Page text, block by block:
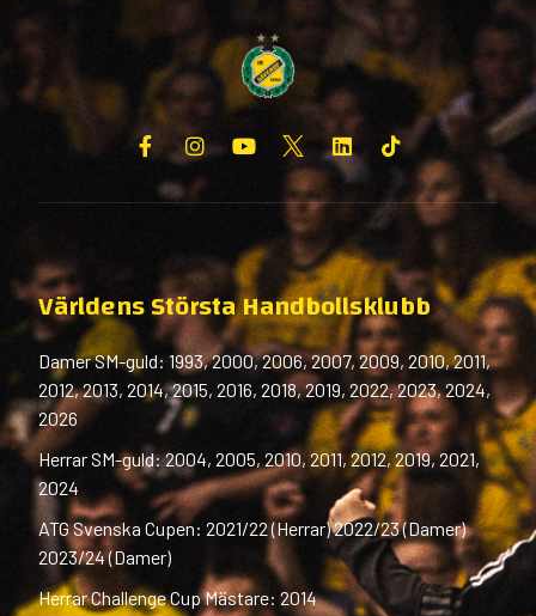
Världens Största Handbollsklubb
Damer SM-guld: 1993, 2000, 2006, 2007, 2009, 2010, 2011,
2012, 2013, 2014, 2015, 2016, 2018, 2019, 2022, 2023, 2024,
2026
Herrar SM-guld: 2004, 2005, 2010, 2011, 2012, 2019, 2021,
2024
ATG Svenska Cupen: 2021/22 (Herrar) 2022/23 (Damer)
2023/24 (Damer)
Herrar Challenge Cup Mästare: 2014